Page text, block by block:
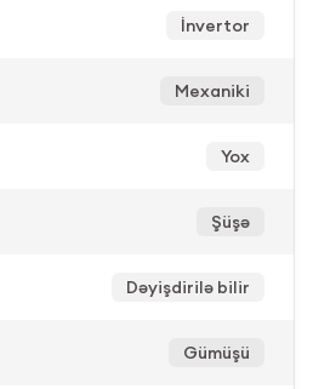
İnvertor
Mexaniki
Yox
Şüşə
Dəyişdirilə bilir
Gümüşü